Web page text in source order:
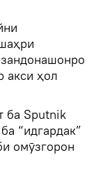
акси ҳол
ба Sputnik
“идгардак”
омӯзгорон